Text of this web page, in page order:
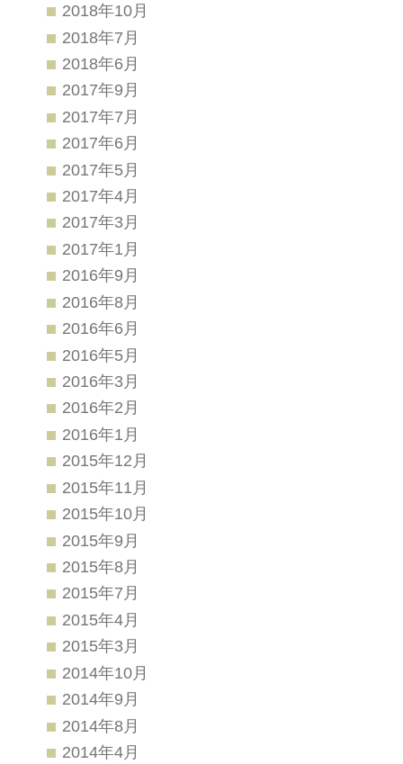
2018年10月
2018年7月
2018年6月
2017年9月
2017年7月
2017年6月
2017年5月
2017年4月
2017年3月
2017年1月
2016年9月
2016年8月
2016年6月
2016年5月
2016年3月
2016年2月
2016年1月
2015年12月
2015年11月
2015年10月
2015年9月
2015年8月
2015年7月
2015年4月
2015年3月
2014年10月
2014年9月
2014年8月
2014年4月